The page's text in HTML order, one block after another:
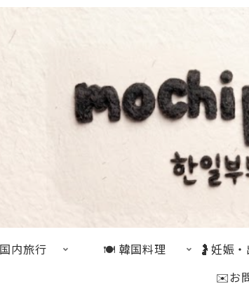
内旅行 🍽 韓国料理 🤰妊娠
✉️お